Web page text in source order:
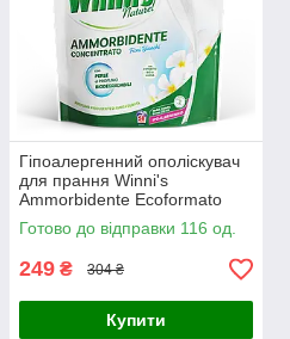
Гіпоалергенний ополіскувач
для прання Winni's
Ammorbidente Ecoformato
Fiori Bianchi на 50 прань1250
мл
Готово до відправки 116 од.
249 ₴ 304 ₴
Купити